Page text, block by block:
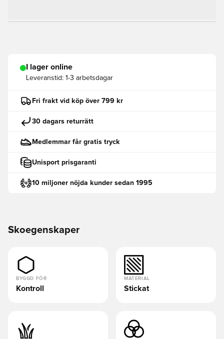
I lager online
Leveranstid: 1-3 arbetsdagar
Fri frakt vid köp över 799 kr
30 dagars returrätt
Medlemmar får gratis tryck
Unisport prisgaranti
10 miljoner nöjda kunder sedan 1995
Skoegenskaper
BYGGD FÖR
Kontroll
MATERIAL
Stickat